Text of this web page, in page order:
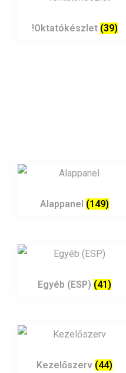
!Oktatókészlet (39)
Alappanel (149)
Egyéb (ESP) (41)
Kezelőszerv (44)